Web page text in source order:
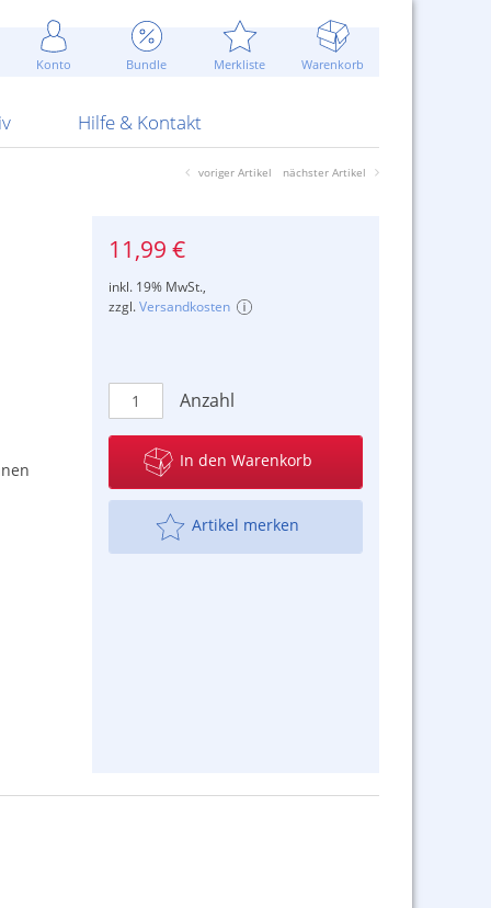
Konto Bundle Merkliste Warenkorb
Attrappen Blitzschnell...
Sommerpreise u.v.m.
ARS Pirotecnia
Hilfe & Kontakt
Kontaktformular
AGB
voriger Artikel nächster Artikel
11,99 €
inkl. 19% MwSt.,
zzgl.Versandkosten
Anzahl
In den Warenkorb
Artikel merken